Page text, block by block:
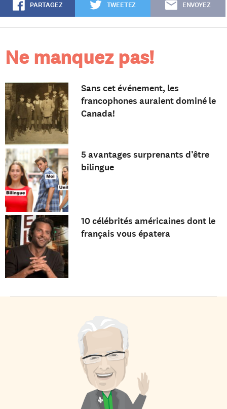
PARTAGEZ TWEETEZ ENVOYEZ
Ne manquez pas!
Sans cet événement, les
francophones auraient dominé le
Canada!
5 avantages surprenants d’être
bilingue
10 célébrités américaines dont le
français vous épatera